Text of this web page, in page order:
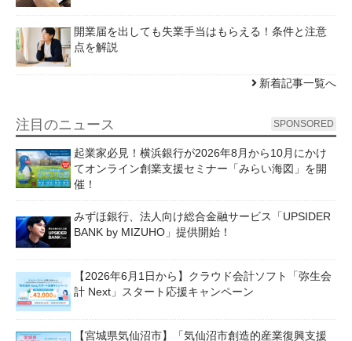
開業届を出しても失業手当はもらえる！条件と注意
点を解説
新着記事一覧へ
注目のニュース SPONSORED
起業家必見！横浜銀行が2026年8月から10月にかけ
てオンライン創業支援セミナー「みらい海図」を開
催！
みずほ銀行、法人向け総合金融サービス「UPSIDER
BANK by MIZUHO」提供開始！
【2026年6月1日から】クラウド会計ソフト「弥生会
計 Next」スタート応援キャンペーン
【宮城県気仙沼市】「気仙沼市創造的産業復興支援